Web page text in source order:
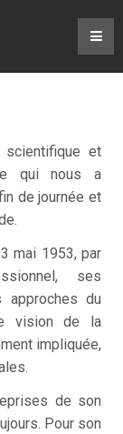
scientifique et
qui nous a
de journée et
mai 1953, par
ses
approches du
vision de la
impliquée,
de son
Pour son